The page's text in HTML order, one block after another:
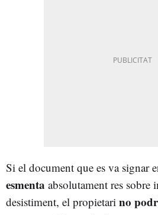
Si el document que es va signar
esmenta absolutament res sobre
desistiment, el propietari no